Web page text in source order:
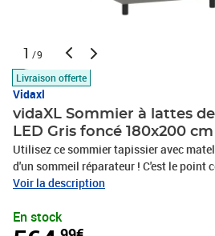
1 /9
Livraison offerte
Vidaxl
vidaXL Sommier à lattes
LED Gris foncé 180x200 cm
Utilisez ce sommier tapissier avec
d'un sommeil réparateur ! C'est le point
coucher. Tissu durable : le tissu
est réglable en hauteur selon vos
Voir la description
En stock